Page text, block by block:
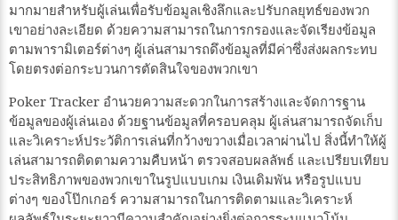
มากมายสำหรับผู้เล่นเพื่อรับข้อมูลเชิงลึกและปรับกลยุทธ์ของพวก
เขาอย่างละเอียด ด้วยความสามารถในการกรองและจัดเรียงข้อมูล
ตามพารามิเตอร์ต่างๆ ผู้เล่นสามารถดึงข้อมูลที่มีค่าซึ่งส่งผลกระทบ
โดยตรงต่อกระบวนการตัดสินใจของพวกเขา
Poker Tracker อำนวยความสะดวกในการสร้างและจัดการฐาน
ข้อมูลของผู้เล่นเอง ด้วยฐานข้อมูลที่ครอบคลุม ผู้เล่นสามารถจัดเก็บ
และวิเคราะห์ประวัติการเล่นที่กว้างขวางเมื่อเวลาผ่านไป สิ่งนี้ทำให้ผู้
เล่นสามารถติดตามความคืบหน้า ตรวจสอบผลลัพธ์ และเปรียบเทียบ
ประสิทธิภาพของพวกเขาในรูปแบบเกม เงินเดิมพัน หรือรูปแบบ
ต่างๆ ของโป๊กเกอร์ ความสามารถในการติดตามและวิเคราะห์